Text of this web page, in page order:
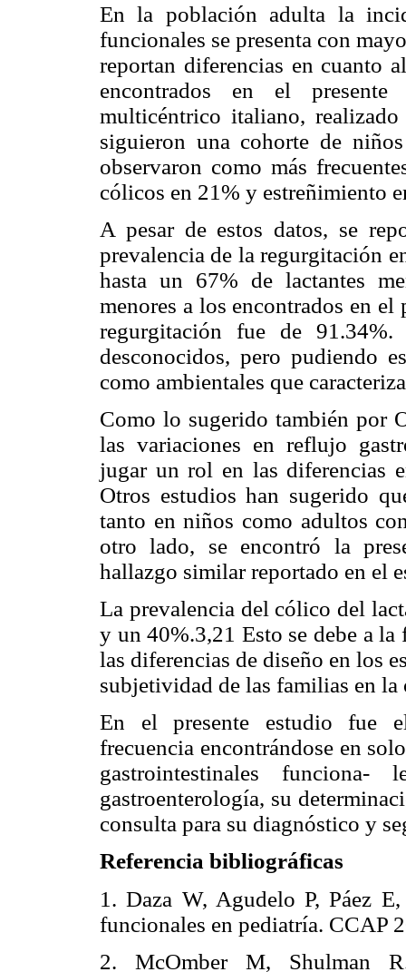
En la población adulta la
funcionales se presenta con
reportan diferencias en cuanto
encontrados en el
multicéntrico italiano,
siguieron una cohorte de
observaron como más
cólicos en 21% y estreñimiento
A pesar de estos datos, se
prevalencia de la regurgitación
hasta un 67% de lactantes
menores a los encontrados en el
regurgitación fue de
desconocidos, pero pudiendo
como ambientales que
Como lo sugerido también por
las variaciones en reflujo
jugar un rol en las diferencias
Otros estudios han sugerido
tanto en niños como adultos
otro lado, se encontró la
hallazgo similar reportado en el
La prevalencia del cólico del
y un 40%.3,21 Esto se debe a
las diferencias de diseño en los
subjetividad de las familias en
En el presente estudio fue
frecuencia encontrándose en
gastrointestinales
gastroenterología, su
consulta para su diagnóstico y
Referencia bibliográficas
1. Daza W, Agudelo P, Páez
funcionales en pediatría. CCAP
2. McOmber M, Shulman